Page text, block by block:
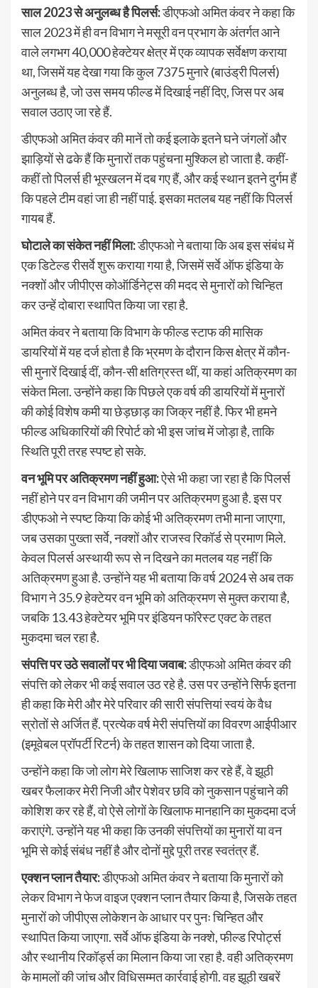
साल 2023 से अनुलब्ध है पिलर्स:डीएफओ अमित कंवर ने कहा कि
साल 2023 में ही वन विभाग ने मसूरी वन प्रभाग के अंतर्गत आने
वाले लगभग 40,000 हेक्टेयर क्षेत्र में एक व्यापक सर्वेक्षण कराया
था, जिसमें यह देखा गया कि कुल 7375 मुनारे (बाउंड्री पिलर्स)
अनुलब्ध है, जो उस समय फील्ड में दिखाई नहीं दिए, जिस पर अब
सवाल उठाए जा रहे हैं.
डीएफओ अमित कंवर की मानें तो कई इलाके इतने घने जंगलों और
झाड़ियों से ढके हैं कि मुनारों तक पहुंचना मुश्किल हो जाता है. कहीं-
कहीं तो पिलर्स ही भूस्खलन में दब गए हैं, और कई स्थान इतने दुर्गम हैं
कि पहले टीम वहां जा ही नहीं पाई. इसका मतलब यह नहीं कि पिलर्स
गायब हैं.
घोटाले का संकेत नहीं मिला:डीएफओ ने बताया कि अब इस संबंध में
एक डिटेल्ड रीसर्वे शुरू कराया गया है, जिसमें सर्वे ऑफ इंडिया के
नक्शों और जीपीएस कोऑर्डिनेट्स की मदद से मुनारों को चिन्हित
कर उन्हें दोबारा स्थापित किया जा रहा है.
अमित कंवर ने बताया कि विभाग के फील्ड स्टाफ की मासिक
डायरियों में यह दर्ज होता है कि भ्रमण के दौरान किस क्षेत्र में कौन-
सी मुनारें दिखाई दीं, कौन-सी क्षतिग्रस्त थीं, या कहां अतिक्रमण का
संकेत मिला. उन्होंने कहा कि पिछले एक वर्ष की डायरियों में मुनारों
की कोई विशेष कमी या छेड़छाड़ का जिक्र नहीं है. फिर भी हमने
फील्ड अधिकारियों की रिपोर्ट को भी इस जांच में जोड़ा है, ताकि
स्थिति पूरी तरह स्पष्ट हो सके.
वन भूमि पर अतिक्रमण नहीं हुआ:ऐसे भी कहा जा रहा है कि पिलर्स
नहीं होने पर वन विभाग की जमीन पर अतिक्रमण हुआ है. इस पर
डीएफओ ने स्पष्ट किया कि कोई भी अतिक्रमण तभी माना जाएगा,
जब उसका पुख्ता सर्वे, नक्शों और राजस्व रिकॉर्ड से प्रमाण मिले.
केवल पिलर्स अस्थायी रूप से न दिखने का मतलब यह नहीं कि
अतिक्रमण हुआ है. उन्होंने यह भी बताया कि वर्ष 2024 से अब तक
विभाग ने 35.9 हेक्टेयर वन भूमि को अतिक्रमण से मुक्त कराया है,
जबकि 13.43 हेक्टेयर भूमि पर इंडियन फॉरेस्ट एक्ट के तहत
मुकदमा चल रहा है.
संपत्ति पर उठे सवालों पर भी दिया जवाब:डीएफओ अमित कंवर की
संपत्ति को लेकर भी कई सवाल उठ रहे है. उस पर उन्होंने सिर्फ इतना
ही कहा कि मेरी और मेरे परिवार की सारी संपत्तियां स्वयं के वैध
स्रोतों से अर्जित हैं. प्रत्येक वर्ष मेरी संपत्तियों का विवरण आईपीआर
(इमूवेबल प्रॉपर्टी रिटर्न) के तहत शासन को दिया जाता है.
उन्होंने कहा कि जो लोग मेरे खिलाफ साजिश कर रहे हैं, वे झूठी
खबर फैलाकर मेरी निजी और पेशेवर छवि को नुकसान पहुंचाने की
कोशिश कर रहे हैं, वो ऐसे लोगों के खिलाफ मानहानि का मुकदमा दर्ज
कराएंगे. उन्होंने यह भी कहा कि उनकी संपत्तियों का मुनारों या वन
भूमि से कोई संबंध नहीं है और दोनों मुद्दे पूरी तरह स्वतंत्र हैं.
एक्शन प्लान तैयार:डीएफओ अमित कंवर ने बताया कि मुनारों को
लेकर विभाग ने फेज वाइज एक्शन प्लान तैयार किया है, जिसके तहत
मुनारों को जीपीएस लोकेशन के आधार पर पुनः चिन्हित और
स्थापित किया जाएगा. सर्वे ऑफ इंडिया के नक्शे, फील्ड रिपोर्ट्स
और स्थानीय रिकॉर्ड्स का मिलान किया जा रहा है. वही अतिक्रमण
के मामलों की जांच और विधिसम्मत कार्रवाई होगी. वह झूठी खबरें